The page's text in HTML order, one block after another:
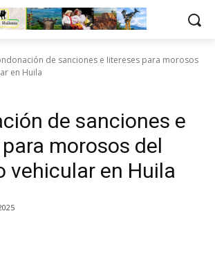
de sanciones e Iitereses para morosos
en Huila
de sanciones e
morosos del
vehicular en Huila